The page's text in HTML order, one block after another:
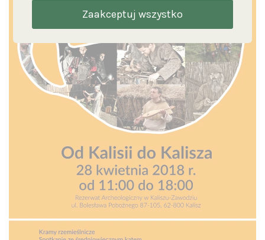
Zaakceptuj wszystko